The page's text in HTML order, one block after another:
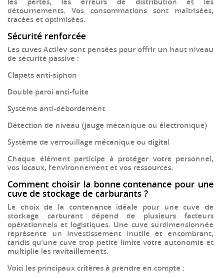
détournements. Vos consommations sont maîtrisées,
tracées et optimisées.
Sécurité renforcée
Les cuves Actilev sont pensées pour offrir un haut niveau
de sécurité passive :
Clapets anti-siphon
Double paroi anti-fuite
Système anti-débordement
Détection de niveau (jauge mécanique ou électronique)
Système de verrouillage mécanique ou digital
Chaque élément participe à protéger votre personnel,
vos locaux, l’environnement et vos ressources.
Comment choisir la bonne contenance pour une
cuve de stockage de carburants ?
Le choix de la contenance idéale pour une cuve de
stockage carburantdépend de plusieurs facteurs
opérationnels et logistiques. Une cuve surdimensionnée
représente un investissement inutile et encombrant,
tandis qu’une cuve trop petite limite votre autonomie et
multiplie les ravitaillements.
Voici les principaux critères à prendre en compte :